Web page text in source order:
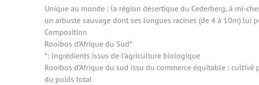
Unique au monde : la région désertique du Cederberg, à mi-
un arbuste sauvage dont ses longues racines (de 4 à 10m) lui
Composition
Rooïbos d’Afrique du Sud*
*: Ingrédients issus de l’agriculture biologique
Rooibos d’Afrique du sud issu du commerce équitable :
du poids total